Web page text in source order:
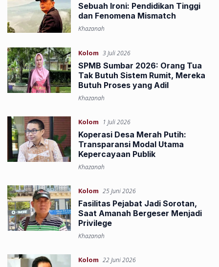
Sebuah Ironi: Pendidikan Tinggi
dan Fenomena Mismatch
Khazanah
Kolom 3 Juli 2026
SPMB Sumbar 2026: Orang Tua
Tak Butuh Sistem Rumit, Mereka
Butuh Proses yang Adil
Khazanah
Kolom 1 Juli 2026
Koperasi Desa Merah Putih:
Transparansi Modal Utama
Kepercayaan Publik
Khazanah
Kolom 25 Juni 2026
Fasilitas Pejabat Jadi Sorotan,
Saat Amanah Bergeser Menjadi
Privilege
Khazanah
Kolom 22 Juni 2026